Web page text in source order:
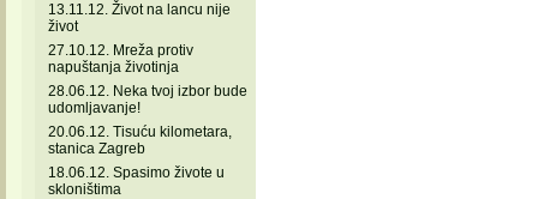
13.11.12. Život na lancu nije
život
27.10.12. Mreža protiv
napuštanja životinja
28.06.12. Neka tvoj izbor bude
udomljavanje!
20.06.12. Tisuću kilometara,
stanica Zagreb
18.06.12. Spasimo živote u
skloništima